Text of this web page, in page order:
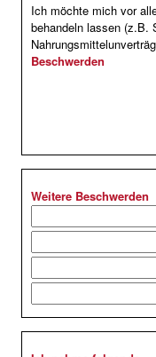
Ich möchte mich vor
behandeln lassen (z.B.
Beschwerden
Weitere Beschwerden